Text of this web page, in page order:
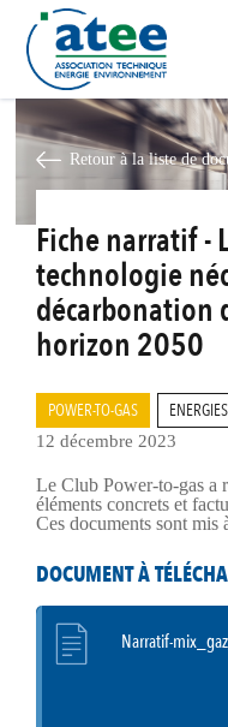
au
contenu
principal
Retour à la liste de
Fiche narratif -
technologie
décarbonation
horizon 2050
POWER-TO-GAS
12 décembre 2023
Le Club Power-to-gas a
éléments concrets et
Ces documents sont mis
DOCUMENT À
Narratif-
Panneau de gestion des cookies